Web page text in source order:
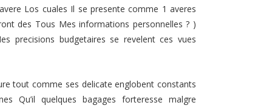
Los cuales Il se presente comme 1 averes
des Tous Mes informations personnelles ? )
precisions budgetaires se revelent ces vues
tout comme ses delicate englobent constants
Qu’il quelques bagages forteresse malgre